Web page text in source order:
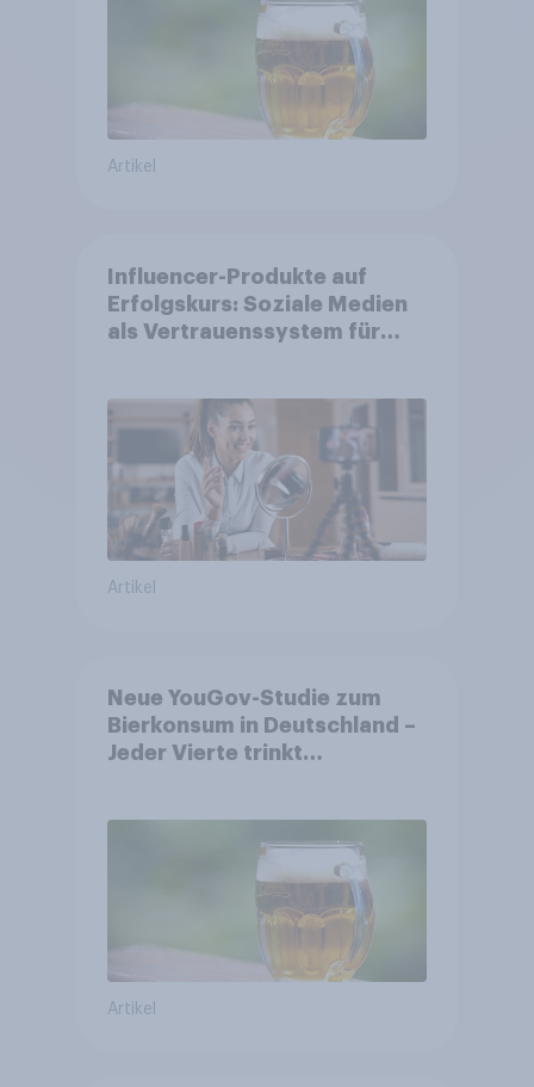
Artikel
Influencer-Produkte auf
Erfolgskurs: Soziale Medien
als Vertrauenssystem für
Artikel
Neue YouGov-Studie zum
Bierkonsum in Deutschland –
Jeder Vierte trinkt
wächst um über 23 Prozent
Artikel